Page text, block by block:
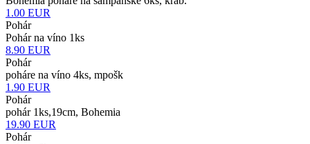
1.00 EUR
Pohár
Pohár na víno 1ks
8.90 EUR
Pohár
poháre na víno 4ks, mpošk
1.90 EUR
Pohár
pohár 1ks,19cm, Bohemia
19.90 EUR
Pohár